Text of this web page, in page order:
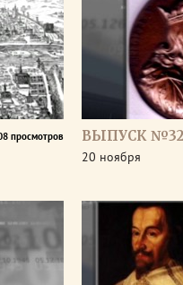
просмотров ВЫПУСК
20 ноября